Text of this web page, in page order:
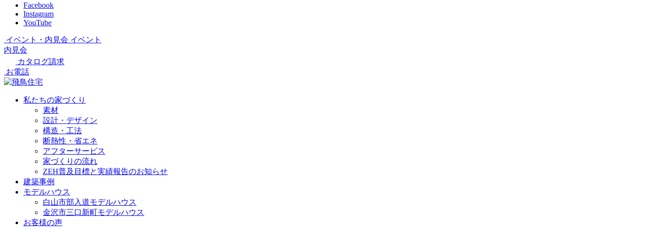
Facebook
Instagram
YouTube
イベント・内見会 イベント
内見会
カタログ請求
お電話
私たちの家づくり
素材
設計・デザイン
構造・工法
断熱性・省エネ
アフターサービス
家づくりの流れ
ZEH普及目標と実績報告のお知らせ
建築事例
モデルハウス
白山市部入道モデルハウス
金沢市三口新町モデルハウス
お客様の声